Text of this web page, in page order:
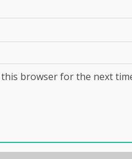
browser for the next